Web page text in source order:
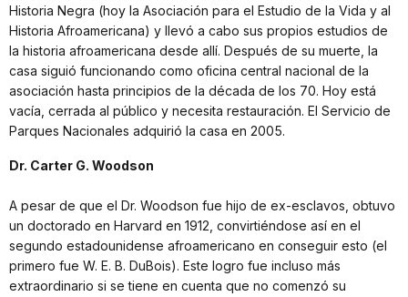
Historia Negra (hoy la Asociación para el Estudio de la Vida y al
Historia Afroamericana) y llevó a cabo sus propios estudios de
la historia afroamericana desde allí. Después de su muerte, la
casa siguió funcionando como oficina central nacional de la
asociación hasta principios de la década de los 70. Hoy está
vacía, cerrada al público y necesita restauración. El Servicio de
Parques Nacionales adquirió la casa en 2005.
Dr. Carter G. Woodson
A pesar de que el Dr. Woodson fue hijo de ex-esclavos, obtuvo
un doctorado en Harvard en 1912, convirtiéndose así en el
segundo estadounidense afroamericano en conseguir esto (el
primero fue W. E. B. DuBois). Este logro fue incluso más
extraordinario si se tiene en cuenta que no comenzó su